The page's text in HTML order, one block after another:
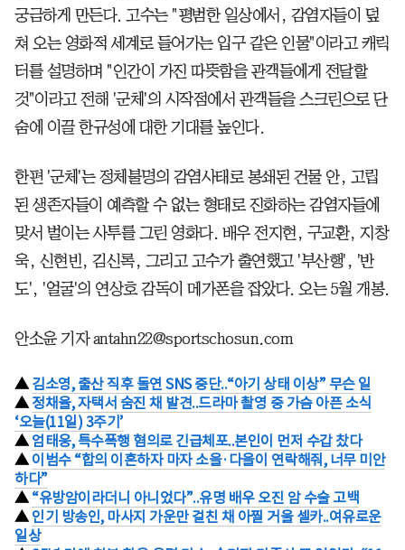
궁금하게 만든다. 고수는 "평범한 일상에서, 감염자들이 덮
쳐 오는 영화적 세계로 들어가는 입구 같은 인물"이라고 캐릭
터를 설명하며 "인간이 가진 따뜻함을 관객들에게 전달할
것"이라고 전해 '군체'의 시작점에서 관객들을 스크린으로 단
숨에 이끌 한규성에 대한 기대를 높인다.
한편 '군체'는 정체불명의 감염사태로 봉쇄된 건물 안, 고립
된 생존자들이 예측할 수 없는 형태로 진화하는 감염자들에
맞서 벌이는 사투를 그린 영화다. 배우 전지현, 구교환, 지창
욱, 신현빈, 김신록, 그리고 고수가 출연했고 '부산행', '반
도', '얼굴'의 연상호 감독이 메가폰을 잡았다. 오는 5월 개봉.
안소윤 기자 antahn22@sportschosun.com
▲ 김소영, 출산 직후 돌연 SNS 중단..“아기 상태 이상” 무슨 일
▲ 정채율, 자택서 숨진 채 발견..드라마 촬영 중 가슴 아픈 소식
‘오늘(11일) 3주기’
▲ 엄태웅, 특수폭행 혐의로 긴급체포..본인이 먼저 수갑 찼다
▲ 이범수 “합의 이혼하자 마자 소을·다을이 연락해줘, 너무 미안
하다”
▲ “유방암이라더니 아니었다”..유명 배우 오진 암 수술 고백
▲ 인기 방송인, 마사지 가운만 걸친 채 아찔 거울 셀카..여유로운
일상